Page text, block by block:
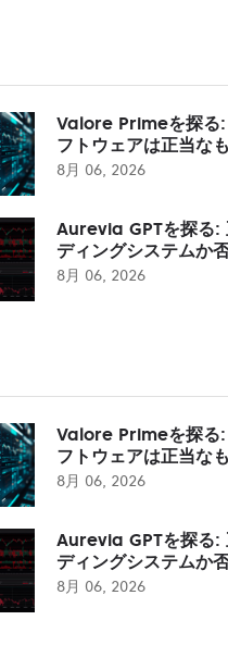
Valore Primeを探る:
フトウェアは正当な
8月 06, 2026
Aurevia GPTを探る:
ディングシステムか
8月 06, 2026
Valore Primeを探る:
フトウェアは正当な
8月 06, 2026
Aurevia GPTを探る:
ディングシステムか
8月 06, 2026